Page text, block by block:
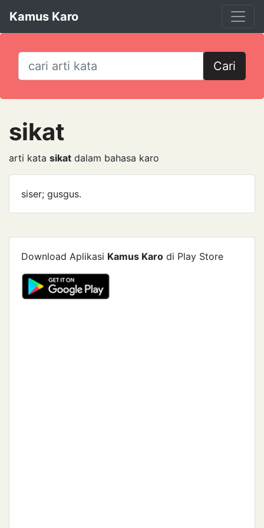
Kamus Karo
Cari
sikat
arti kata sikat dalam bahasa karo
siser; gusgus.
Download Aplikasi Kamus Karo di Play Store